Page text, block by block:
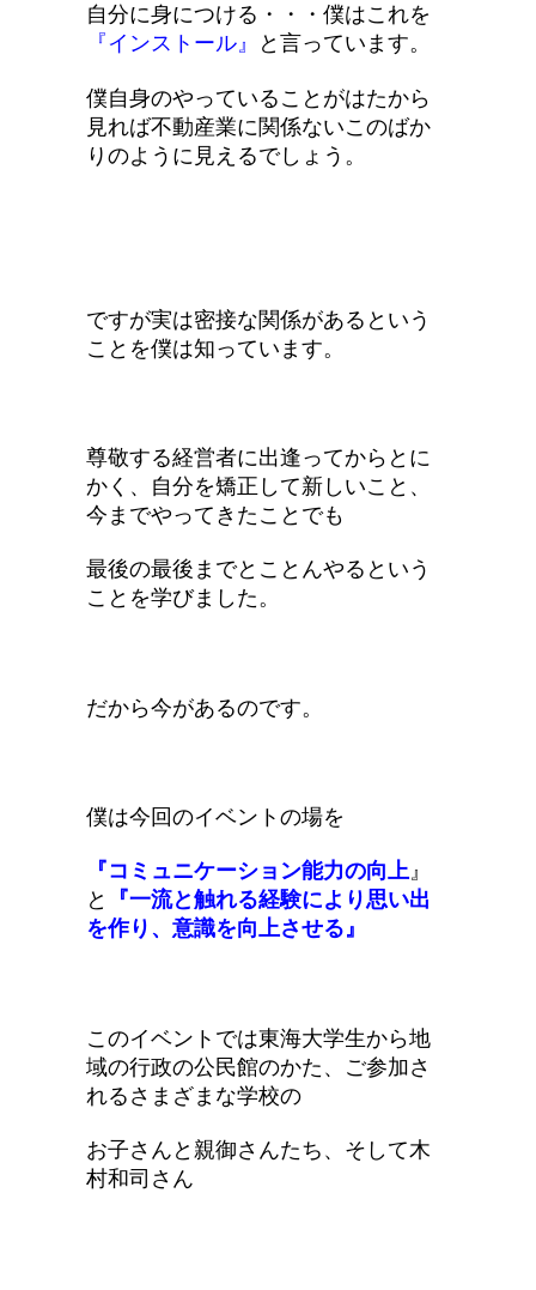
自分に身につける・・・僕はこれを
『インストール』
と言っています。
僕自身のやっていることがはたから
見れば不動産業に関係ないこのばか
りのように見えるでしょう。
ですが実は密接な関係があるという
ことを僕は知っています。
尊敬する経営者に出逢ってからとに
かく、自分を矯正して新しいこと、
今までやってきたことでも
最後の最後までとことんやるという
ことを学びました。
だから今があるのです。
僕は今回のイベントの場を
『コミュニケーション能力の向上』
と
『一流と触れる経験により思い出
を作り、意識を向上させる』
このイベントでは東海大学生から地
域の行政の公民館のかた、ご参加さ
れるさまざまな学校の
お子さんと親御さんたち、そして木
村和司さん